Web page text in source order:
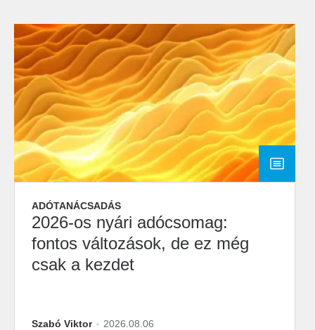
ADÓTANÁCSADÁS
2026-os nyári adócsomag:
fontos változások, de ez még
csak a kezdet
Szabó Viktor 2026.08.06